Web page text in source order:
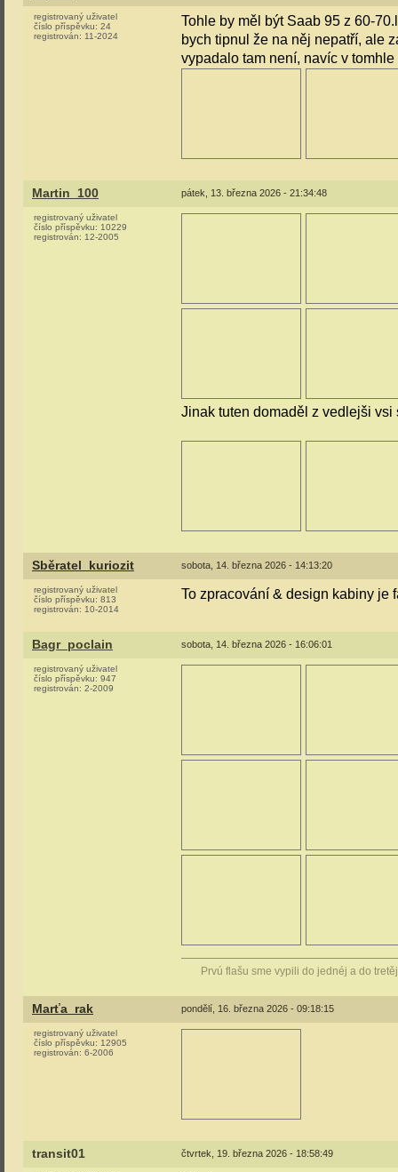
registrovaný uživatel
číslo příspěvku: 24
registrován: 11-2024
Tohle by měl být Saab 95 z 60-
bych tipnul že na něj nepatří, ale
vypadalo tam není, navíc v tomhle
Martin_100 pátek, 13. března 2026 - 21:34:48
registrovaný uživatel
číslo příspěvku: 10229
registrován: 12-2005
Jinak tuten domaděl z vedlejši
Sběratel_kuriozit sobota, 14. března 2026 - 14:13:20
registrovaný uživatel
číslo příspěvku: 813
registrován: 10-2014
To zpracování & design kabiny je
Bagr_poclain sobota, 14. března 2026 - 16:06:01
registrovaný uživatel
číslo příspěvku: 947
registrován: 2-2009
Prvú flašu sme vypili do jednéj a do
Marťa_rak pondělí, 16. března 2026 - 09:18:15
registrovaný uživatel
číslo příspěvku: 12905
registrován: 6-2006
transit01 čtvrtek, 19. března 2026 - 18:58:49